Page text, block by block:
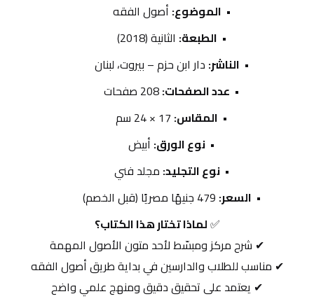
الموضوع: أصول الفقه
الطبعة: الثانية (2018)
الناشر: دار ابن حزم – بيروت، لبنان
عدد الصفحات:
المقاس:
نوع الورق: أبيض
نوع التجليد: مجلد فني
السعر:
✅ لماذا تختار هذا الكتاب؟
✔ شرح مركز ومبسّط لأحد متون الأصول المهمة
✔ مناسب للطلاب والدارسين في بداية طريق أصول الفقه
✔ يعتمد على تحقيق دقيق ومنهج علمي واضح